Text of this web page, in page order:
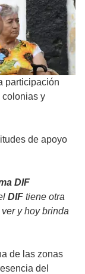
participación
colonias y
de apoyo
DIF
DIF tiene otra
y hoy brinda
de las zonas
del